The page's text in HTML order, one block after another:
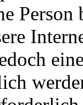
Person